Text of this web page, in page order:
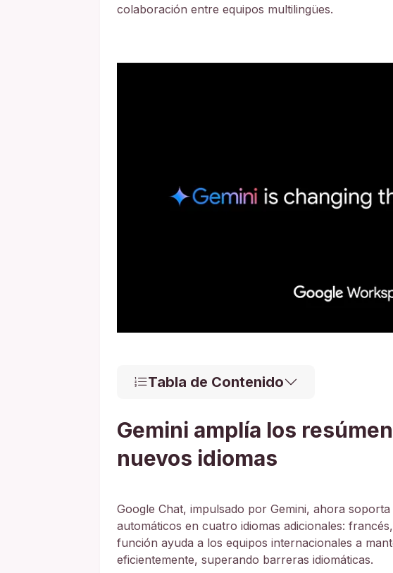
colaboración entre equipos multilingües.
Tabla de Contenido
Gemini amplía los
nuevos idiomas
Google Chat, impulsado por Gemini, ahora
automáticos en cuatro idiomas adicionales:
función ayuda a los equipos internacionales a
eficientemente, superando barreras idiomáticas.